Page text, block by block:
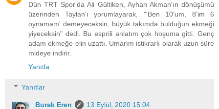
Dün TRT Spor'da Ali Gültiken, Ayhan Akman'ın dönüşümü
üzerinden Taylan'ı yorumlayarak, "'Ben 10'um, 8'im 6
oynamam' demeyeceksin, büyük takımda bulduğun ekmeği
yiyeceksin" dedi. Bu esprili anlatım çok hoşuma gitti. Genç
adam ekmeğe elin uzattı. Umarım istikrarlı olarak uzun süre
mideye indirir.
Yanıtla
Yanıtlar
Burak Eren
13 Eylül, 2020 15:04